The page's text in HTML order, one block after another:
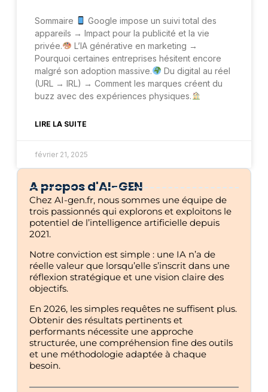
Sommaire
Google impose un suivi total des
appareils → Impact pour la publicité et la vie
privée.
L’IA générative en marketing →
Pourquoi certaines entreprises hésitent encore
malgré son adoption massive.
Du digital au réel
(URL → IRL) → Comment les marques créent du
buzz avec des expériences physiques.
LIRE LA SUITE
février 21, 2025
A propos d'AI-GEN
Chez AI-gen.fr, nous sommes une équipe de
trois passionnés qui explorons et exploitons le
potentiel de l’intelligence artificielle depuis
2021.
Notre conviction est simple : une IA n’a de
réelle valeur que lorsqu’elle s’inscrit dans une
réflexion stratégique et une vision claire des
objectifs.
En 2026, les simples requêtes ne suffisent plus.
Obtenir des résultats pertinents et
performants nécessite une approche
structurée, une compréhension fine des outils
et une méthodologie adaptée à chaque
besoin.